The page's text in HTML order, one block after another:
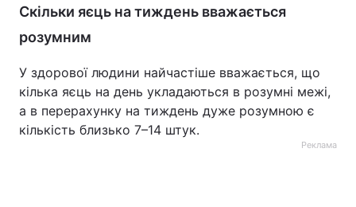
Скільки яєць на тиждень вважається
розумним
У здорової людини найчастіше вважається, що
кілька яєць на день укладаються в розумні межі,
а в перерахунку на тиждень дуже розумною є
кількість близько 7–14 штук.
Реклама